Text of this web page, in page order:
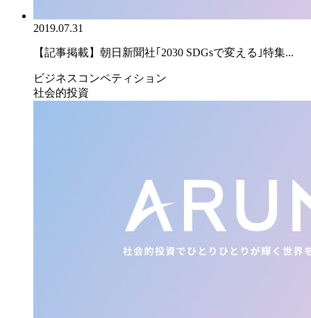
2019.07.31
【記事掲載】朝日新聞社｢2030 SDGsで変える｣特集...
ビジネスコンペティション
社会的投資